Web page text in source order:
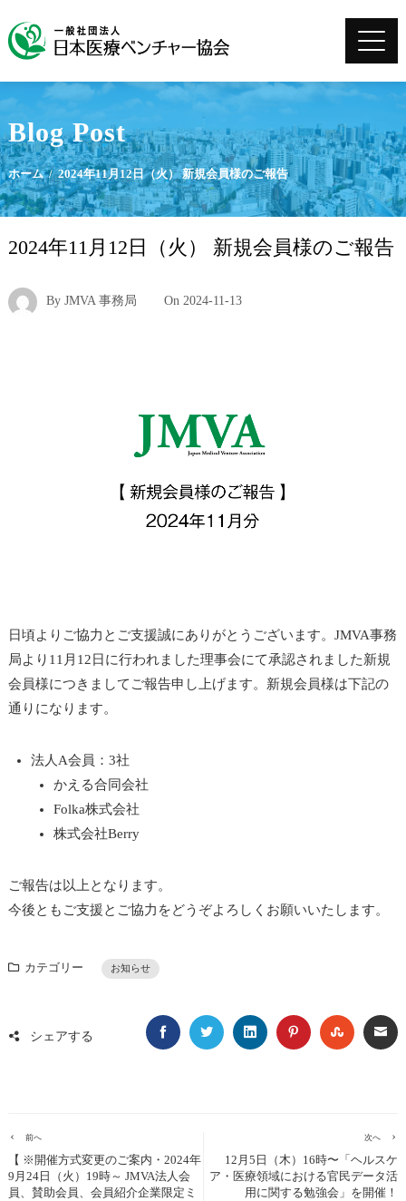
Blog Post
ホーム 2024年11月12日（火） 新規会員様のご報告
2024年11月12日（火） 新規会員様のご報告
By JMVA 事務局 On 2024-11-13
日頃よりご協力とご支援誠にありがとうございます。JMVA事務
局より11月12日に行われました理事会にて承認されました新規
会員様につきましてご報告申し上げます。新規会員様は下記の
通りになります。
法人A会員：3社
かえる合同会社
Folka株式会社
株式会社Berry
ご報告は以上となります。
今後ともご支援とご協力をどうぞよろしくお願いいたします。
カテゴリー お知らせ
シェアする FACEBOOKTWITTERLINKEDINPINTEREST
前へ
【 ※開催方式変更のご案内・2024年
9月24日（火）19時～ JMVA法人会
員、賛助会員、会員紹介企業限定ミ
次へ
12月5日（木）16時〜「ヘルスケ
ア・医療領域における官民データ活
用に関する勉強会」を開催！